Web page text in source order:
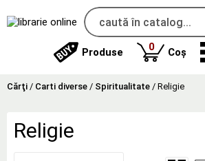
Produse 0produse
Coș
Cărţi / Carti diverse / Spiritualitate / Religie
Religie